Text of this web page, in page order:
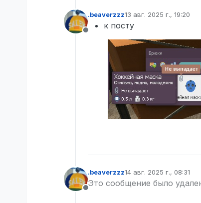
Не в сети
.beaverzzz13 авг. 2025 г., 19:20
отредактировано
к посту
Не в сети
.beaverzzz14 авг. 2025 г., 08:31
отредактировано
Это сообщение было